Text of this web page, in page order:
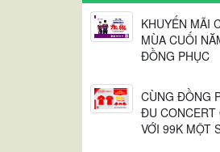
KHUYẾN MÃI
MÙA CUỐI
ĐỒNG PHỤC
CÙNG ĐỒNG
ĐU CONCERT
VỚI 99K MỘT